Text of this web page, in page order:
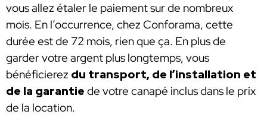
vous allez étaler le paiement sur de nombreux
mois. En l’occurrence, chez Conforama, cette
durée est de 72 mois, rien que ça. En plus de
garder votre argent plus longtemps, vous
bénéficierez du transport, de l’installation et
de la garantie de votre canapé inclus dans le prix
de la location.